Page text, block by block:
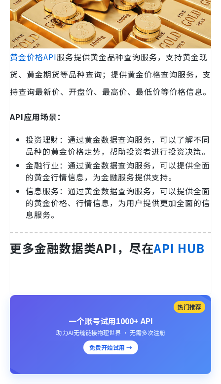
黄金价格API服务提供黄金品种查询服务，支持黄金现
货、黄金期货等品种查询；提供黄金价格查询服务，支
持查询最新价、开盘价、最高价、最低价等价格信息。
API应用场景：
投资理财：通过黄金数据查询服务，可以了解不同
品种的黄金价格走势，帮助投资者进行投资决策。
金融行业：通过黄金数据查询服务，可以提供全面
的黄金行情信息，为金融服务提供支持。
信息服务：通过黄金数据查询服务，可以提供全面
的黄金价格、行情信息，为用户提供更加全面的信
息服务。
更多金融数据类API，尽在API HUB
热门推荐
一个账号试用1000+ API
助力AI无缝链接物理世界 · 无需多次注册
免费开始试用 →